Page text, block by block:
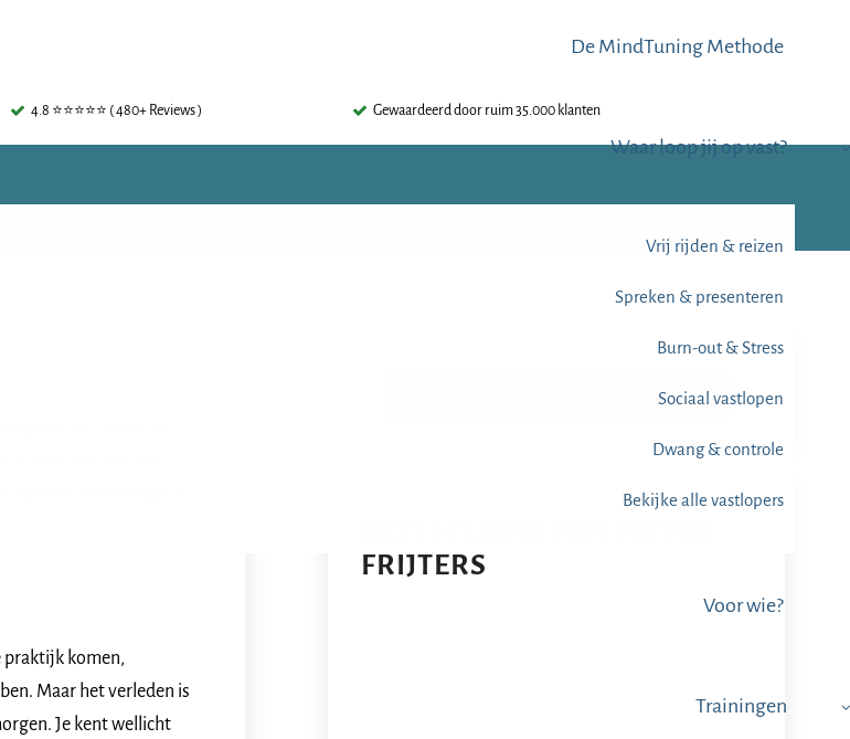
De MindTuning Methode
Waar loop jij op vast?
Vrij rijden & reizen
Spreken & presenteren
Burn-out & Stress
Sociaal vastlopen
Dwang & controle
Bekijke alle vastlopers
Voor wie?
Trainingen
4.8 ⭐⭐⭐⭐⭐ ( 480+ Reviews ) Gewaardeerd door ruim 35.000 klanten
praktijk komen,
Maar het verleden is
Je kent wellicht
Vrijblijvend advies? Bel: 0182-612345
FRIJTERS